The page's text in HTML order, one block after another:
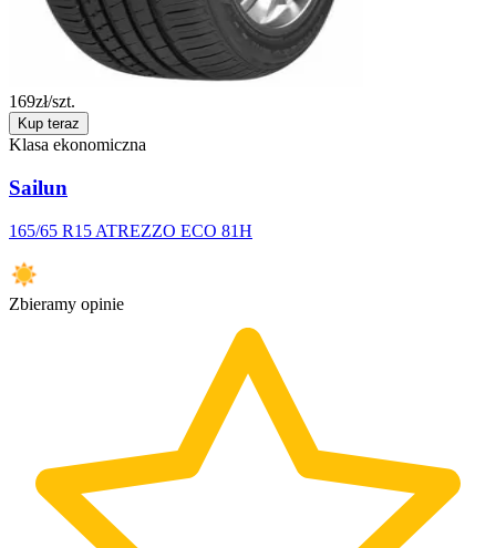
169zł/szt.
Kup teraz
Klasa ekonomiczna
Sailun
165/65 R15 ATREZZO ECO 81H
Zbieramy opinie